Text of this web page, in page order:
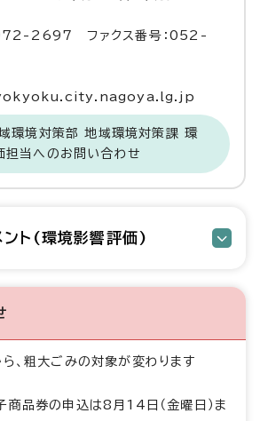
2697 ファクス番号：052-
環境対策部 地域環境対策課 環
担当へのお問い合わせ
ント(環境影響評価)
、粗大ごみの対象が変わります
商品券の申込は8月14日（金曜日）ま